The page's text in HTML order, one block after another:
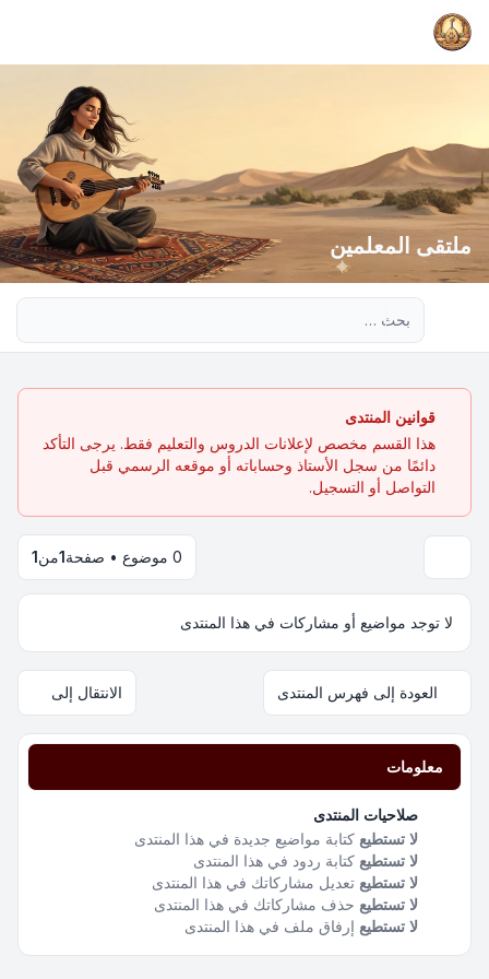
ملتقى المعلمين
قوانين المنتدى
هذا القسم مخصص لإعلانات الدروس والتعليم فقط. يرجى التأكد
دائمًا من سجل الأستاذ وحساباته أو موقعه الرسمي قبل
التواصل أو التسجيل.
0 موضوع • صفحة 1من1
لا توجد مواضيع أو مشاركات في هذا المنتدى
العودة إلى فهرس المنتدى الانتقال إلى
معلومات
صلاحيات المنتدى
لا تستطيع كتابة مواضيع جديدة في هذا المنتدى
لا تستطيع كتابة ردود في هذا المنتدى
لا تستطيع تعديل مشاركاتك في هذا المنتدى
لا تستطيع حذف مشاركاتك في هذا المنتدى
لا تستطيع إرفاق ملف في هذا المنتدى